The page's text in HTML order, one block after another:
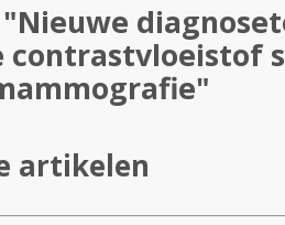
"Nieuwe
contrastvloeistof
artikelen